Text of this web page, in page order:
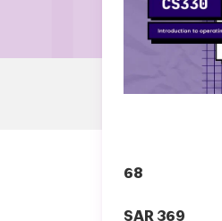
68
SAR 369